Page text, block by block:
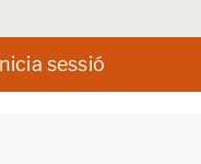
Inicia sessió